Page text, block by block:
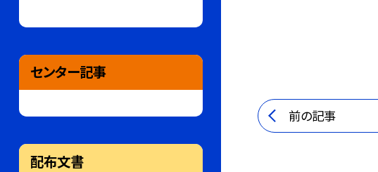
前の記事
センター記事
配布文書